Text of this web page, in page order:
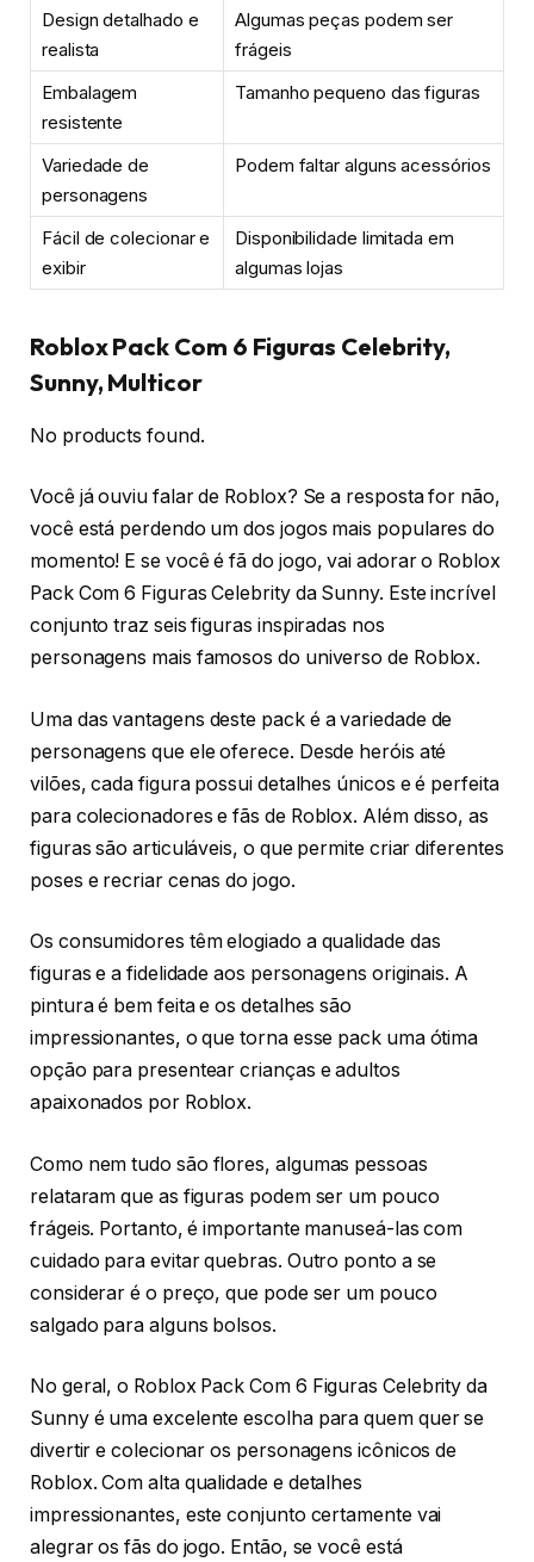
Design detalhado e
realista
Algumas peças podem ser
frágeis
Embalagem
resistente
Tamanho pequeno das figuras
Variedade de
personagens
Podem faltar alguns acessórios
Fácil de colecionar e
exibir
Disponibilidade limitada em
algumas lojas
Roblox Pack Com 6 Figuras Celebrity,
Sunny, Multicor
No products found.
Você já ouviu falar de Roblox? Se a resposta for não,
você está perdendo um dos jogos mais populares do
momento! E se você é fã do jogo, vai adorar o Roblox
Pack Com 6 Figuras Celebrity da Sunny. Este incrível
conjunto traz seis figuras inspiradas nos
personagens mais famosos do universo de Roblox.
Uma das vantagens deste pack é a variedade de
personagens que ele oferece. Desde heróis até
vilões, cada figura possui detalhes únicos e é perfeita
para colecionadores e fãs de Roblox. Além disso, as
figuras são articuláveis, o que permite criar diferentes
poses e recriar cenas do jogo.
Os consumidores têm elogiado a qualidade das
figuras e a fidelidade aos personagens originais. A
pintura é bem feita e os detalhes são
impressionantes, o que torna esse pack uma ótima
opção para presentear crianças e adultos
apaixonados por Roblox.
Como nem tudo são flores, algumas pessoas
relataram que as figuras podem ser um pouco
frágeis. Portanto, é importante manuseá-las com
cuidado para evitar quebras. Outro ponto a se
considerar é o preço, que pode ser um pouco
salgado para alguns bolsos.
No geral, o Roblox Pack Com 6 Figuras Celebrity da
Sunny é uma excelente escolha para quem quer se
divertir e colecionar os personagens icônicos de
Roblox. Com alta qualidade e detalhes
impressionantes, este conjunto certamente vai
alegrar os fãs do jogo. Então, se você está